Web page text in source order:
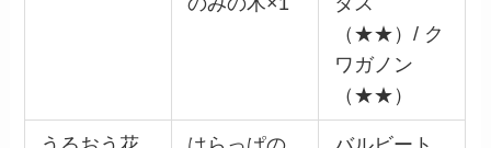
（★★）/ ク
ワガノン
（★★）